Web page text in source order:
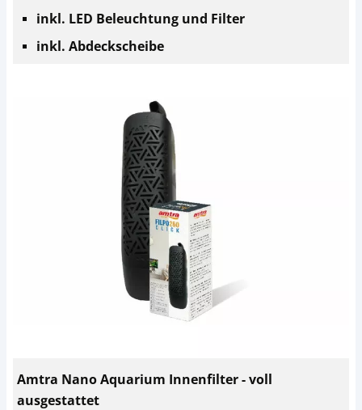
inkl. LED Beleuchtung und Filter
inkl. Abdeckscheibe
Amtra Nano Aquarium Innenfilter - voll
ausgestattet